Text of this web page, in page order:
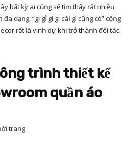
bất kỳ ai cũng sẽ tìm thấy rất nhiều
dạng, “gi gỉ gì gi cái gì cũng có” cộng
rất là vinh dự khi trở thành đối tác
trình thiết kế
quần áo
trang